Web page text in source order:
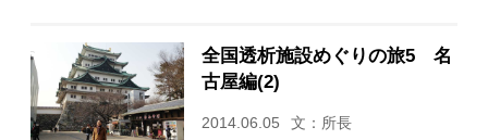
全国透析施設めぐりの旅5 名
古屋編(2)
2014.06.05 文：所長